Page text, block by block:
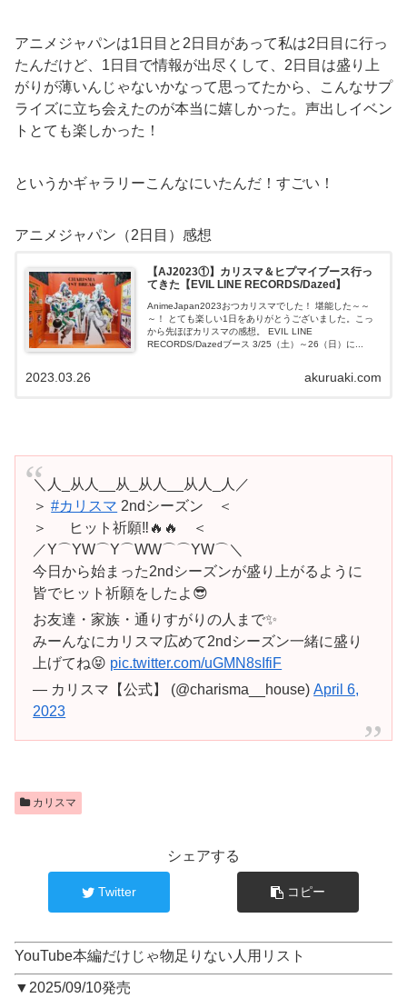
アニメジャパンは1日目と2日目があって私は2日目に行っ
たんだけど、1日目で情報が出尽くして、2日目は盛り上
がりが薄いんじゃないかなって思ってたから、こんなサプ
ライズに立ち会えたのが本当に嬉しかった。声出しイベン
トとても楽しかった！
というかギャラリーこんなにいたんだ！すごい！
アニメジャパン（2日目）感想
【AJ2023①】カリスマ＆ヒプマイブース行っ
てきた【EVIL LINE RECORDS/Dazed】
AnimeJapan2023おつカリスマでした！ 堪能した～～
～！ とても楽しい1日をありがとうございました。こっ
から先ほぼカリスマの感想。 EVIL LINE
RECORDS/Dazedブース 3/25（土）～26（日）に...
akuruaki.com
2023.03.26
＼人_从人__从_从人__从人_人／
＞#カリスマ 2ndシーズン ＜
＞ ヒット祈願‼️🔥🔥 ＜
／Y⌒YW⌒Y⌒WW⌒⌒YW⌒＼
今日から始まった2ndシーズンが盛り上がるように
皆でヒット祈願をしたよ😎
お友達・家族・通りすがりの人まで✨
みーんなにカリスマ広めて2ndシーズン一緒に盛り
上げてね😝 pic.twitter.com/uGMN8sIfiF
— カリスマ【公式】 (@charisma__house)April 6,
2023
カリスマ
シェアする
Twitter コピー
YouTube本編だけじゃ物足りない人用リスト
▼2025/09/10発売